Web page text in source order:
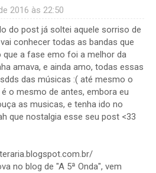
2016 às 22:50
do post já soltei aquele sorriso de
conhecer todas as bandas que
que a fase emo foi a melhor da
amava, e ainda amo, todas essas
das músicas :( até mesmo o
o mesmo de antes, embora eu
as musicas, e tenha ido no
que nostalgia esse seu post <33
no blog de "A 5ª Onda", vem